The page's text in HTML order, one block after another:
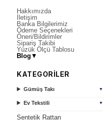
Hakkımızda
İletişim
Banka Bilgilerimiz
Ödeme Seçenekleri
Öneri/Bildirimler
Sipariş Takibi
Yüzük Ölçü Tablosu
Blog ▼
KATEGORİLER
Gümüş Takı ▼
Ev Tekstili ▼
Sentetik Rattan